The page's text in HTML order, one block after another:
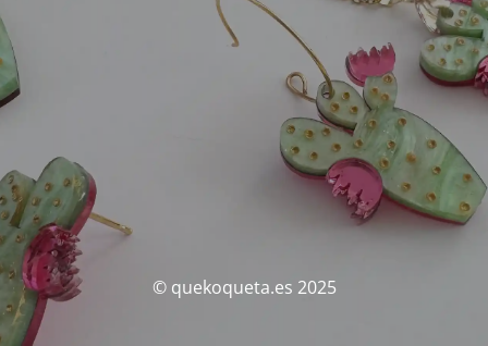
© quekoqueta.es 2025